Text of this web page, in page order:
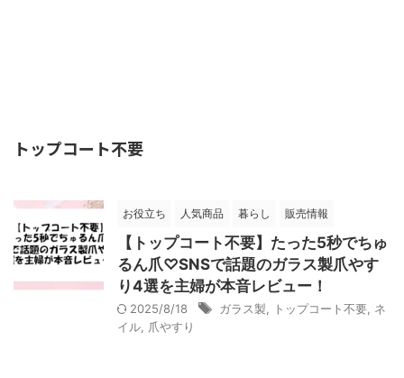
トップコート不要
お役立ち 人気商品 暮らし 販売情報
【トップコート不要】たった5秒でちゅ
るん爪♡SNSで話題のガラス製爪やす
り4選を主婦が本音レビュー！
2025/8/18 ガラス製 トップコート不要 ネ
イル
爪やすり